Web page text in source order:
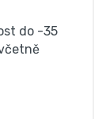
do -35